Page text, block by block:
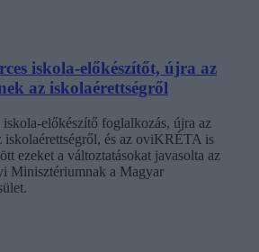
iskola-előkészítőt, újra az
az iskolaérettségről
iskola-előkészítő foglalkozás, újra az
iskolaérettségről, és az oviKRÉTA is
ezeket a változtatásokat javasolta az
Minisztériumnak a Magyar